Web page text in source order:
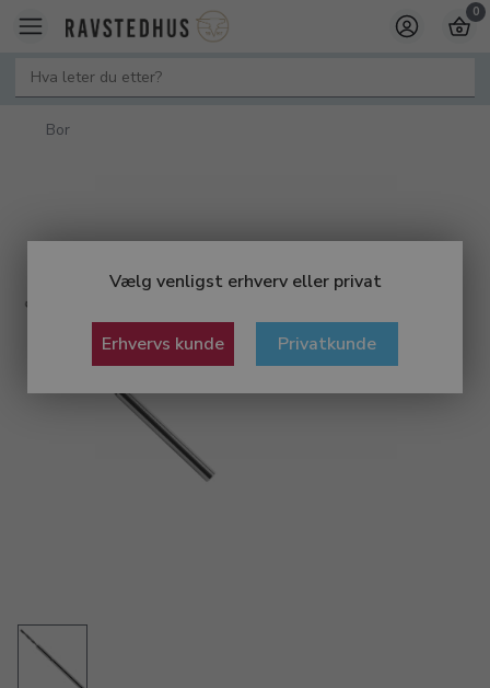
Vælg venligst erhverv eller privat
Erhvervs kunde Privatkunde
0
Bor